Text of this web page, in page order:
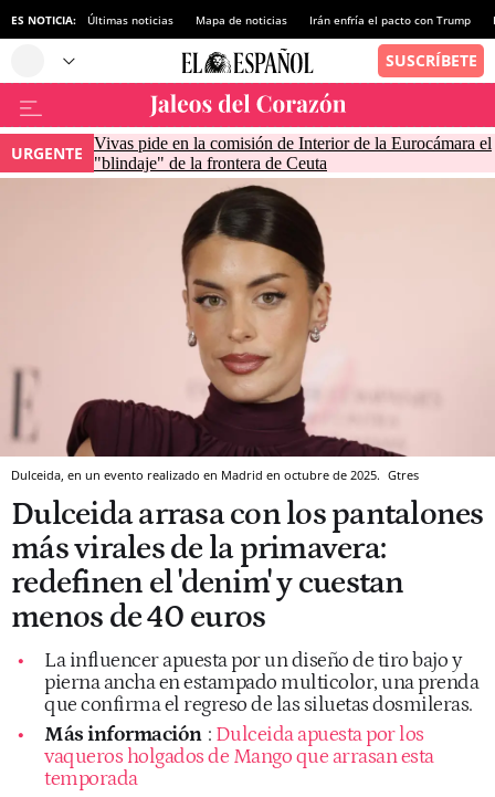
ES NOTICIA: Últimas noticias Mapa de noticias Irán enfría el pacto con Trump
URGENTE
Vivas pide en la comisión de Interior de la Eurocámara el
"blindaje" de la frontera de Ceuta
Dulceida, en un evento realizado en Madrid en octubre de 2025. Gtres
Dulceida arrasa con los pantalones
más virales de la primavera:
redefinen el 'denim' y cuestan
menos de 40 euros
La influencer apuesta por un diseño de tiro bajo y
pierna ancha en estampado multicolor, una prenda
que confirma el regreso de las siluetas dosmileras.
Más información : Dulceida apuesta por los
vaqueros holgados de Mango que arrasan esta
temporada